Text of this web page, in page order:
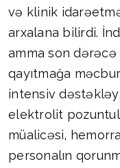
və klinik
arxalana bilirdi.
amma son
qayıtmağa
intensiv
elektrolit
müalicəsi,
personalın